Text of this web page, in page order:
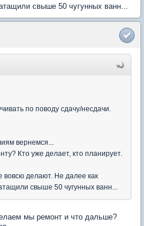
свыше 50 чугунных ванн...
по поводу сдачу/несдачи.
вернемся...
Кто уже делает, кто планирует.
делают. Не далее как
свыше 50 чугунных ванн...
мы ремонт и что дальше?